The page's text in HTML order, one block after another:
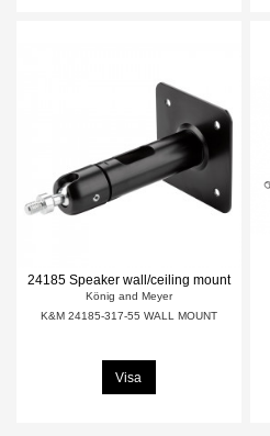
24185 Speaker wall/ceiling mount
König and Meyer
K&M 24185-317-55 WALL MOUNT
Visa